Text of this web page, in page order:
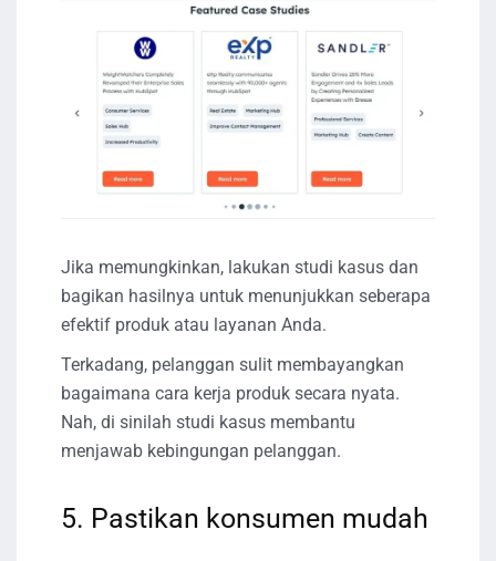
Jika memungkinkan, lakukan studi kasus dan
bagikan hasilnya untuk menunjukkan seberapa
efektif produk atau layanan Anda.
Terkadang, pelanggan sulit membayangkan
bagaimana cara kerja produk secara nyata.
Nah, di sinilah studi kasus membantu
menjawab kebingungan pelanggan.
5. Pastikan konsumen mudah